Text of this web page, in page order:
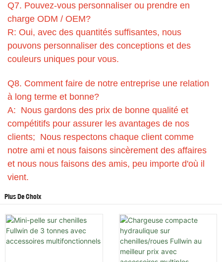
Q7. Pouvez-vous personnaliser ou prendre en
charge ODM / OEM?
R: Oui, avec des quantités suffisantes, nous
pouvons personnaliser des conceptions et des
couleurs uniques pour vous.
Q8. Comment faire de notre entreprise une relation
à long terme et bonne?
A: Nous gardons des prix de bonne qualité et
compétitifs pour assurer les avantages de nos
clients; Nous respectons chaque client comme
notre ami et nous faisons sincèrement des affaires
et nous nous faisons des amis, peu importe d'où il
vient.
Plus De Choix